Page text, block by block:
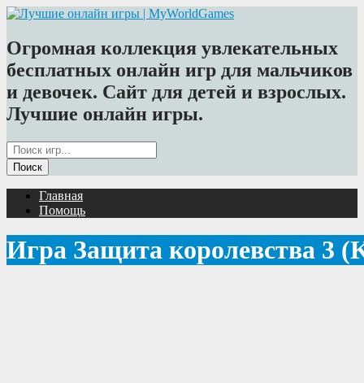
Огромная коллекция увлекательных
бесплатных онлайн игр для мальчиков
и девочек. Сайт для детей и взрослых.
Лучшие онлайн игры.
Главная
Помощь
Игра Защита королевства 3